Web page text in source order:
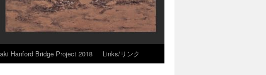
Hanford Bridge Project 2018 Links/リンク